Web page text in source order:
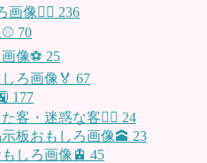
画像🏃‍♂️ 236
70
像⚽️ 25
ろ画像🏅 67
177
客・迷惑な客🤦‍♀️ 24
板おもしろ画像🕋 23
しろ画像🚊 45